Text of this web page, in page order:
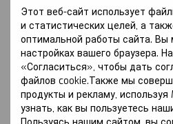
Этот веб-сайт использует
и статистических целей, а
оптимальной работы сайта. Вы
настройках вашего браузера.
«Согласиться», чтобы дать
файлов cookie.Также мы
продукты и рекламу,
узнать, как вы пользуетесь
довговічний.
питому міцність та
стійкість, особливо в
агресивному
Особливість: такий захист
додаткового захисного